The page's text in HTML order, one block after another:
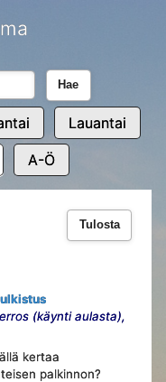
Hae
Lauantai
A-Ö
Tulosta
(käynti aulasta),
kertaa
palkinnon?